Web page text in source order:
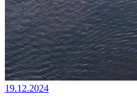
19.12.2024